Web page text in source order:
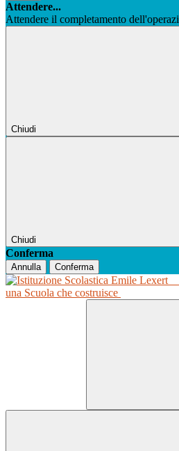
Attendere...
Attendere il completamento
Chiudi
Chiudi
Conferma
Annulla Conferma
una Scuola che costruisce